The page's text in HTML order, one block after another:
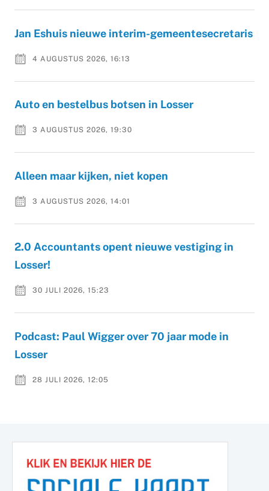
Jan Eshuis nieuwe interim-gemeentesecretaris
4 AUGUSTUS 2026, 16:13
Auto en bestelbus botsen in Losser
3 AUGUSTUS 2026, 19:30
Alleen maar kijken, niet kopen
3 AUGUSTUS 2026, 14:01
2.0 Accountants opent nieuwe vestiging in
Losser!
30 JULI 2026, 15:23
Podcast: Paul Wigger over 70 jaar mode in
Losser
28 JULI 2026, 12:05